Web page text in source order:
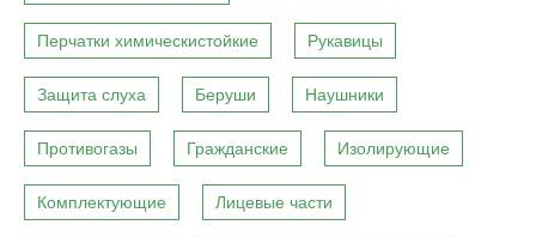
Перчатки химическистойкие Рукавицы
Защита слуха Беруши Наушники
Противогазы Гражданские Изолирующие
Комплектующие Лицевые части